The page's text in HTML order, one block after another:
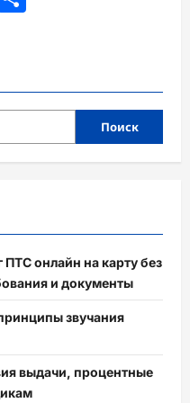
Поиск
онлайн на карту без
и документы
звучания
выдачи, процентные